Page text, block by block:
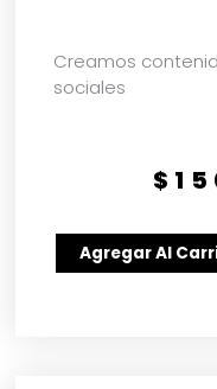
Creamos
sociales
$
Sociales
Agregar Al